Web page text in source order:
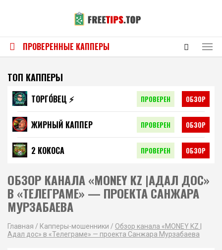
ПРОВЕРЕННЫЕ КАППЕРЫ
ТОП КАППЕРЫ
ТОРГО́ВЕЦ ⚡️ ПРОВЕРЕН ОБЗОР
ЖИРНЫЙ КАППЕР ПРОВЕРЕН ОБЗОР
2 КОКОСА ПРОВЕРЕН ОБЗОР
ОБЗОР КАНАЛА «MONEY KZ |АДАЛ ДОС»
В «ТЕЛЕГРАМЕ» — ПРОЕКТА САНЖАРА
МУРЗАБАЕВА
Главная / Капперы-мошенники / Обзор канала «MONEY KZ |
Адал дос» в «Телеграме» — проекта Санжара Мурзабаева